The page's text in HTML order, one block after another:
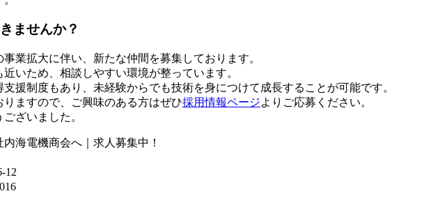
ませんか？
業拡大に伴い、新たな仲間を募集しております。
いため、相談しやすい環境が整っています。
援制度もあり、未経験からでも技術を身につけて成長することが可能です。
ますので、ご興味のある方はぜひ採用情報ページよりご応募ください。
ざいました。
海電機商会へ｜求人募集中！
12